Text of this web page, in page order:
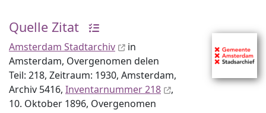
Quelle Zitat
Amsterdam Stadtarchiv
in
Amsterdam, Overgenomen delen
Teil: 218, Zeitraum: 1930, Amsterdam,
Archiv 5416, Inventar­nummer 218
,
10. Oktober 1896, Overgenomen